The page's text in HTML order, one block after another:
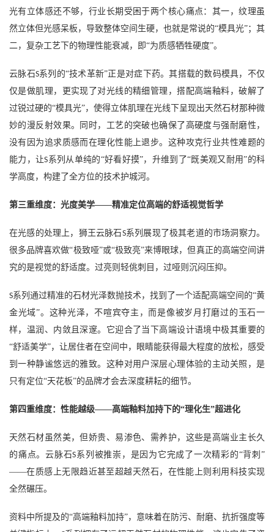
光有立体感还不够，行业长期受困于两个核心痛点：其一，纹理虽
然立体但光感呆板，导致整体空间生硬，也就是常说的“模具光”；其
二，复杂工艺下的物理性能衰减，即“为质感牺牲硬度”。
云脉石S系列的“技术革新”正是对症下药。其搭载的数码模具，不仅
仅是做肌理，更实现了对光线的精细管理，搭配高端釉料，破解了
过锐过硬的“模具光”，使得立体肌理在光线下呈现出天然石材那种微
妙的漫反射效果。同时，工艺的突破也确保了高硬度与强耐磨性，
没有因为追求质感而在理化性能上退步。这种攻克行业共性难题的
能力，让S系列从单纯的“好看好摸”，升维到了“既美观又耐用”的科
学高度，构建了全方位的技术护城河。
第三重维度：光度美学——精准定位高端的舒适视觉哲学
在光感的处理上，狮王云脉石S系列展现了极其老道的市场洞察力。
很多品牌喜欢做“极致哑”或“极致亮”来博眼球，但真正的高端空间讲
究的是视觉的舒适度。过亮则轻佻刺目，过哑则沉闷压抑。
S系列通过精准的石材光泽数抛技术，找到了一个适配高端空间的“黄
金光域”。这种光泽，不喧宾夺主，而是像被岁月打磨过的玉石一
样，温润、内敛且深邃。它迎合了当下高端设计语境中极其重要的
“舒适美学”，让居住者在空间中，眼睛能获得最大程度的放松，感受
到一种静谧悠远的雅致。这种对用户深层心理体验的主动关照，是
只有定位“天花板”的品牌才会去深度耕耘的细节。
第四重维度：性能越级——高端釉料加持下的“理化生”超进化
天然石材虽然美，但娇贵、易渗色、需养护，这些是高端业主长久
的痛点。云脉石S系列被推崇，是因为它完成了一次精彩的“背刺”
——在质感上无限趋近甚至超越天然石，在性能上则利用科技实现
全然碾压。
资料中所提及的“高端釉料加持”，意味着在防污、耐磨、抗折强度等